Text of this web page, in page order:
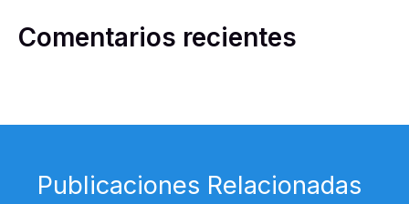
Comentarios recientes
Publicaciones Relacionadas